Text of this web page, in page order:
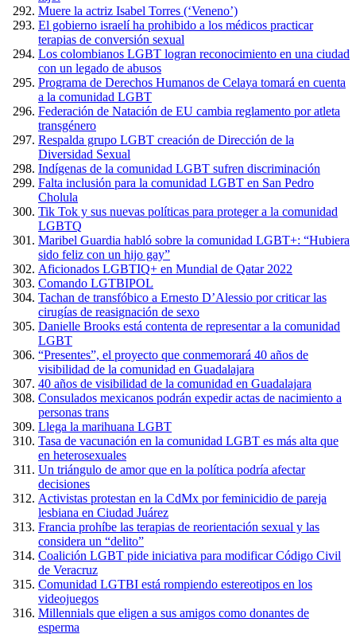
Muere la actriz Isabel Torres (‘Veneno’)
El gobierno israelí ha prohibido a los médicos practicar
terapias de conversión sexual
Los colombianos LGBT logran reconocimiento en una ciudad
con un legado de abusos
Programa de Derechos Humanos de Celaya tomará en cuenta
a la comunidad LGBT
Federación de Natación de EU cambia reglamento por atleta
transgénero
Respalda grupo LGBT creación de Dirección de la
Diversidad Sexual
Indígenas de la comunidad LGBT sufren discriminación
Falta inclusión para la comunidad LGBT en San Pedro
Cholula
Tik Tok y sus nuevas políticas para proteger a la comunidad
LGBTQ
Maribel Guardia habló sobre la comunidad LGBT+: “Hubiera
sido feliz con un hijo gay”
Aficionados LGBTIQ+ en Mundial de Qatar 2022
Comando LGTBIPOL
Tachan de transfóbico a Ernesto D’Alessio por criticar las
cirugías de reasignación de sexo
Danielle Brooks está contenta de representar a la comunidad
LGBT
“Presentes”, el proyecto que conmemorará 40 años de
visibilidad de la comunidad en Guadalajara
40 años de visibilidad de la comunidad en Guadalajara
Consulados mexicanos podrán expedir actas de nacimiento a
personas trans
Llega la marihuana LGBT
Tasa de vacunación en la comunidad LGBT es más alta que
en heterosexuales
Un triángulo de amor que en la política podría afectar
decisiones
Activistas protestan en la CdMx por feminicidio de pareja
lesbiana en Ciudad Juárez
Francia prohíbe las terapias de reorientación sexual y las
considera un “delito”
Coalición LGBT pide iniciativa para modificar Código Civil
de Veracruz
Comunidad LGTBI está rompiendo estereotipos en los
videojuegos
Millennials que eligen a sus amigos como donantes de
esperma